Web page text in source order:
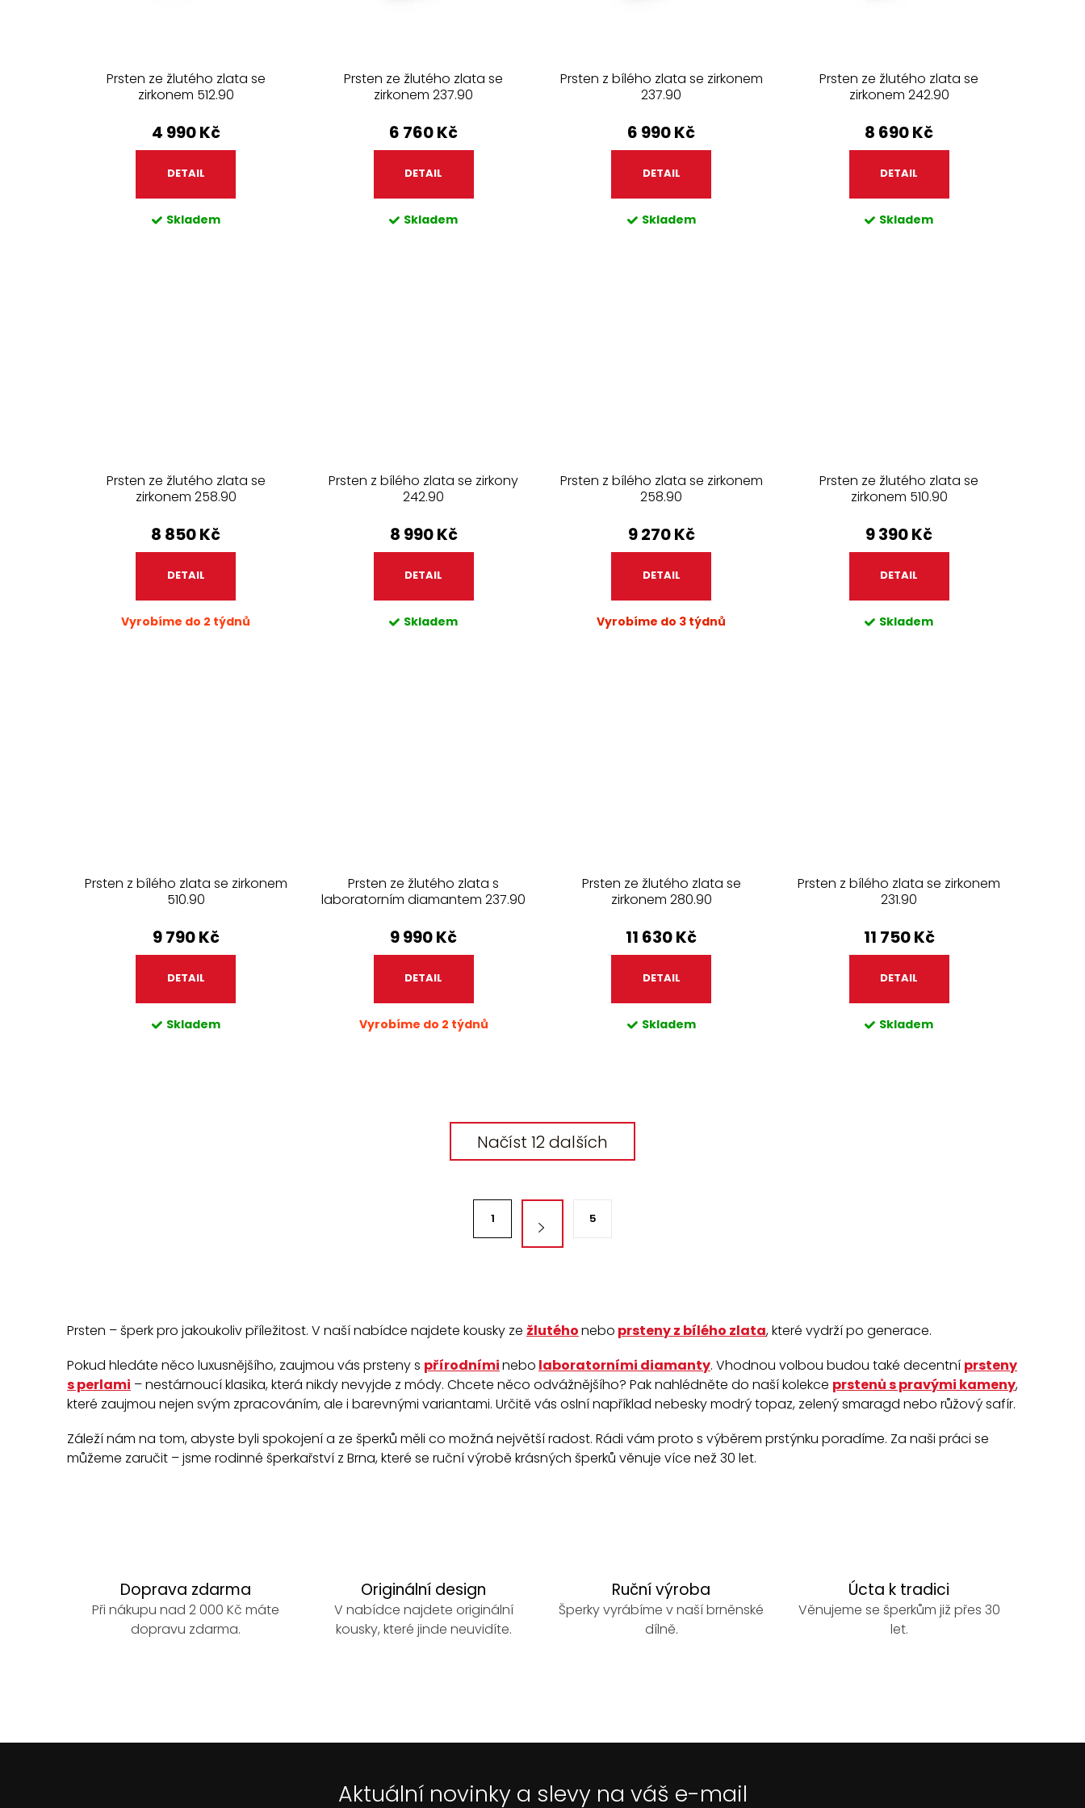
Prsten ze žlutého zlata se
zirkonem 512.90
4 990 Kč
DETAIL
Skladem
Prsten ze žlutého zlata se
zirkonem 237.90
6 760 Kč
DETAIL
Skladem
Prsten z bílého zlata se zirkonem
237.90
6 990 Kč
DETAIL
Skladem
Prsten ze žlutého zlata se
zirkonem 242.90
8 690 Kč
DETAIL
Skladem
Prsten ze žlutého zlata se
zirkonem 258.90
8 850 Kč
DETAIL
Vyrobíme do 2 týdnů
Prsten z bílého zlata se zirkony
242.90
8 990 Kč
DETAIL
Skladem
Prsten z bílého zlata se zirkonem
258.90
9 270 Kč
DETAIL
Vyrobíme do 3 týdnů
Prsten ze žlutého zlata se
zirkonem 510.90
9 390 Kč
DETAIL
Skladem
Prsten z bílého zlata se zirkonem
510.90
9 790 Kč
DETAIL
Skladem
Prsten ze žlutého zlata s
laboratorním diamantem 237.90
9 990 Kč
DETAIL
Vyrobíme do 2 týdnů
Prsten ze žlutého zlata se
zirkonem 280.90
11 630 Kč
DETAIL
Skladem
Prsten z bílého zlata se zirkonem
231.90
11 750 Kč
DETAIL
Skladem
v
y
v
ý
i
s
Načíst 12 dalších
o
v
á
n
1 5
Prsten – šperk pro jakoukoliv příležitost. V naší nabídce najdete kousky ze žlutéhonebo prsteny z bílého zlata, které vydrží po generace.
Pokud hledáte něco luxusnějšího, zaujmou vás prsteny s přírodníminebo laboratorními diamanty. Vhodnou volbou budou také decentní prsteny
s perlami – nestárnoucí klasika, která nikdy nevyjde z módy. Chcete něco odvážnějšího? Pak nahlédněte do naší kolekce prstenů s pravými kameny,
které zaujmou nejen svým zpracováním, ale i barevnými variantami. Určitě vás oslní například nebesky modrý topaz, zelený smaragd nebo růžový safír.
Záleží nám na tom, abyste byli spokojení a ze šperků měli co možná největší radost. Rádi vám proto s výběrem prstýnku poradíme. Za naši práci se
můžeme zaručit – jsme rodinné šperkařství z Brna, které se ruční výrobě krásných šperků věnuje více než 30 let.
Doprava zdarma
Při nákupu nad 2 000 Kč máte
dopravu zdarma.
Originální design
V nabídce najdete originální
kousky, které jinde neuvidíte.
Ruční výroba
Šperky vyrábíme v naší brněnské
dílně.
Úcta k tradici
Věnujeme se šperkům již přes 30
let.
Aktuální novinky a slevy na váš e-mail